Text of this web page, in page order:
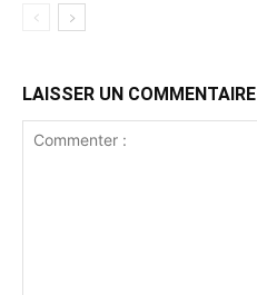
LAISSER UN COMMENTAIRE